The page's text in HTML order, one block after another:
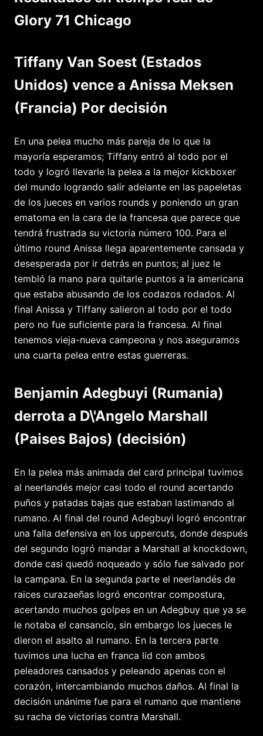
Glory 71 Chicago
Tiffany Van Soest (Estados
Unidos) vence a Anissa Meksen
(Francia) Por decisión
En una pelea mucho más pareja de lo que la
mayoría esperamos; Tiffany entró al todo por el
todo y logró llevarle la pelea a la mejor kickboxer
del mundo logrando salir adelante en las papeletas
de los jueces en varios rounds y poniendo un gran
ematoma en la cara de la francesa que parece que
tendrá frustrada su victoria número 100. Para el
último round Anissa llega aparentemente cansada y
desesperada por ir detrás en puntos; al juez le
tembló la mano para quitarle puntos a la americana
que estaba abusando de los codazos rodados. Al
final Anissa y Tiffany salieron al todo por el todo
pero no fue suficiente para la francesa. Al final
tenemos vieja-nueva campeona y nos aseguramos
una cuarta pelea entre estas guerreras.
Benjamin Adegbuyi (Rumania)
derrota a D\'Angelo Marshall
(Paises Bajos) (decisión)
En la pelea más animada del card principal tuvimos
al neerlandés mejor casi todo el round acertando
puños y patadas bajas que estaban lastimando al
rumano. Al final del round Adegbuyi logró encontrar
una falla defensiva en los uppercuts, donde después
del segundo logró mandar a Marshall al knockdown,
donde casi quedó noqueado y sólo fue salvado por
la campana. En la segunda parte el neerlandés de
raices curazaeñas logró encontrar compostura,
acertando muchos golpes en un Adegbuy que ya se
le notaba el cansancio, sin embargo los jueces le
dieron el asalto al rumano. En la tercera parte
tuvimos una lucha en franca lid con ambos
peleadores cansados y peleando apenas con el
corazón, intercambiando muchos daños. Al final la
decisión unánime fue para el rumano que mantiene
su racha de victorias contra Marshall.